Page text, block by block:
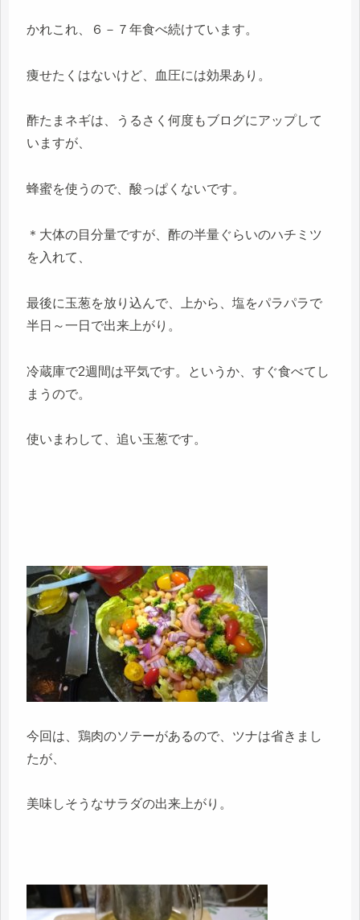
かれこれ、６－７年食べ続けています。
痩せたくはないけど、血圧には効果あり。
酢たまネギは、うるさく何度もブログにアップして
いますが、
蜂蜜を使うので、酸っぱくないです。
＊大体の目分量ですが、酢の半量ぐらいのハチミツ
を入れて、
最後に玉葱を放り込んで、上から、塩をパラパラで
半日～一日で出来上がり。
冷蔵庫で2週間は平気です。というか、すぐ食べてし
まうので。
使いまわして、追い玉葱です。
今回は、鶏肉のソテーがあるので、ツナは省きまし
たが、
美味しそうなサラダの出来上がり。